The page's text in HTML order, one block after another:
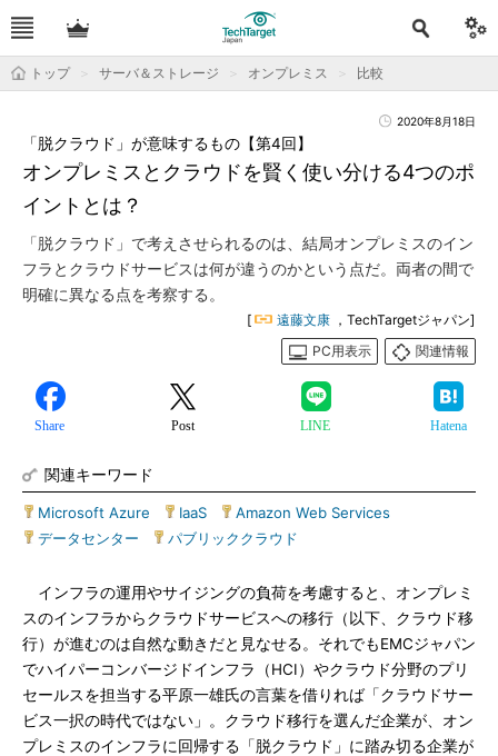
トップ サーバ＆ストレージ オンプレミス 比較
2020年8月18日
オンプレミスとクラウドを賢く使い分ける4つのポ
イントとは？
「脱クラウド」が意味するもの【第4回】
「脱クラウド」で考えさせられるのは、結局オンプレミスのイン
フラとクラウドサービスは何が違うのかという点だ。両者の間で
明確に異なる点を考察する。
[ 遠藤文康 ，TechTargetジャパン]
PC用表示
関連情報
Share Post LINE Hatena
関連キーワード
Microsoft Azure IaaS Amazon Web Services
データセンター
パブリッククラウド
インフラの運用やサイジングの負荷を考慮すると、オンプレミ
スのインフラからクラウドサービスへの移行（以下、クラウド移
行）が進むのは自然な動きだと見なせる。それでもEMCジャパン
でハイパーコンバージドインフラ（HCI）やクラウド分野のプリ
セールスを担当する平原一雄氏の言葉を借りれば「クラウドサー
ビス一択の時代ではない」。クラウド移行を選んだ企業が、オン
プレミスのインフラに回帰する「脱クラウド」に踏み切る企業が